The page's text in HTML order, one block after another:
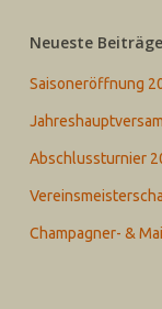
Neueste Beiträge
Saisoneröffnung
Abschlussturnier
Champagner- &